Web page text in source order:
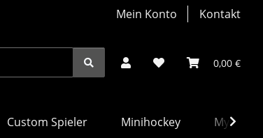
Mein Konto Kontakt
0,00 €
Custom Spieler Minihockey MyBauer